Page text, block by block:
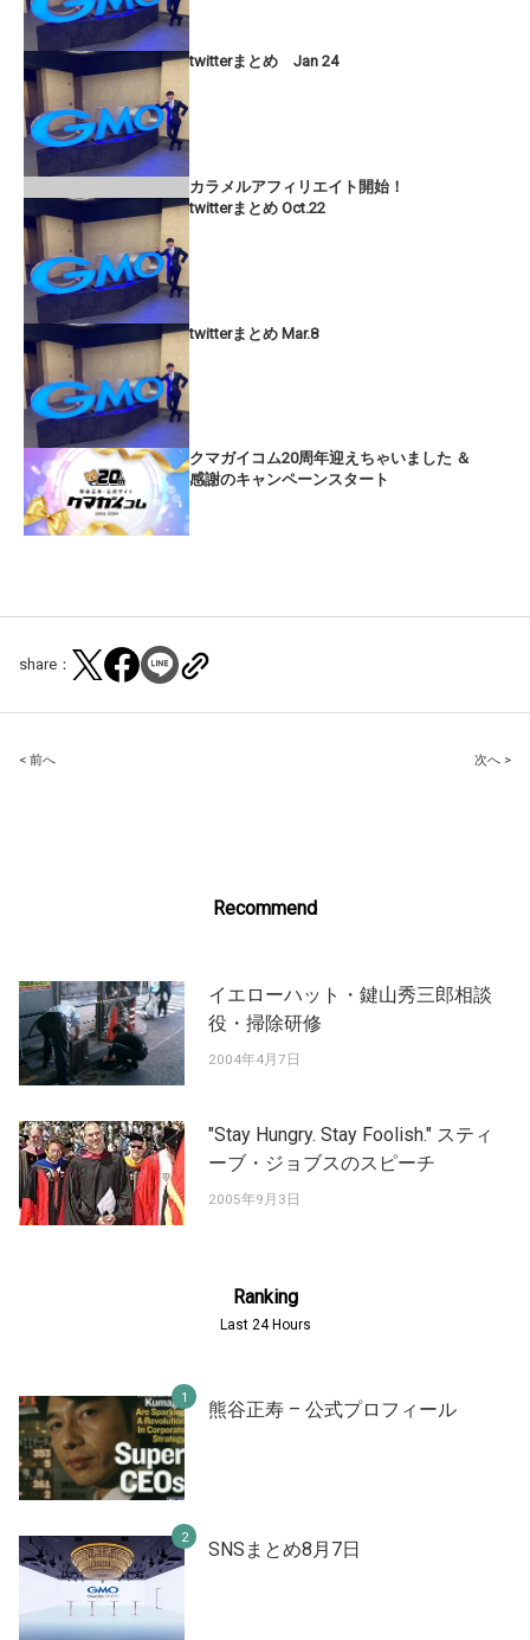
twitterまとめ Jan 24
カラメルアフィリエイト開始！
twitterまとめ Oct.22
twitterまとめ Mar.8
クマガイコム20周年迎えちゃいました ＆
感謝のキャンペーンスタート
share：
Post
< 前へ 次へ >
Recommend
イエローハット・鍵山秀三郎相談
役・掃除研修
2004年4月7日
"Stay Hungry. Stay Foolish." スティ
ーブ・ジョブスのスピーチ
2005年9月3日
Ranking
Last 24 Hours
熊谷正寿 – 公式プロフィール
SNSまとめ8月7日